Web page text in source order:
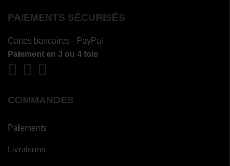
PAIEMENTS SÉCURISÉS
Cartes bancaires - PayPal
Paiement en 3 ou 4 fois
COMMANDES
Paiements
Livraisons